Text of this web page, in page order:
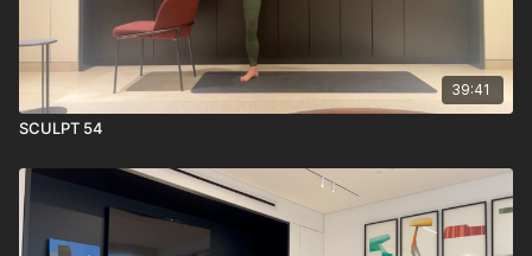
39:41
SCULPT 54